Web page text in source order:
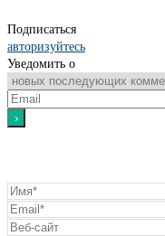
Подписаться
авторизуйтесь
Уведомить о